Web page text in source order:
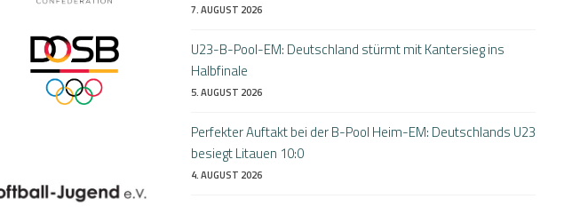
7. AUGUST 2026
U23-B-Pool-EM: Deutschland stürmt mit Kantersieg ins
Halbfinale
5. AUGUST 2026
Perfekter Auftakt bei der B-Pool Heim-EM: Deutschlands U23
besiegt Litauen 10:0
4. AUGUST 2026